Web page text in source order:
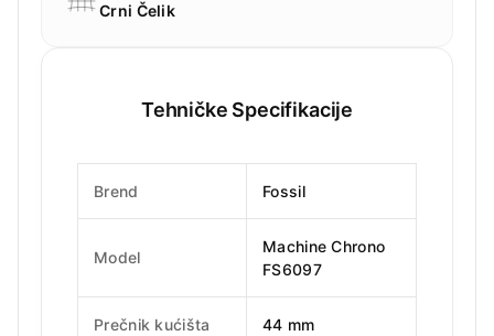
Crni Čelik
Tehničke Specifikacije
Brend Fossil
Model
Machine Chrono
FS6097
Prečnik kućišta 44 mm